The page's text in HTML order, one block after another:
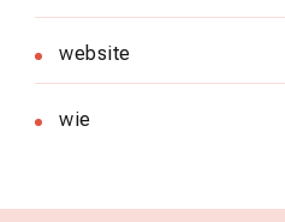
website
wie